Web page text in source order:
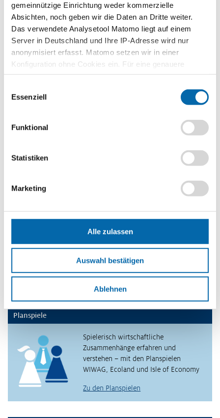
gemeinnützige Einrichtung weder kommerzielle
Absichten, noch geben wir die Daten an Dritte weiter.
Das verwendete Analysetool Matomo liegt auf einem
Server in Deutschland und Ihre IP-Adresse wird nur
anonymisiert erfasst. Matomo setzen wir in einer
Konfiguration ohne Cookies ein. Für eine genauere
Analyse bitte wir Sie, auch den optional wählbaren
Essenziell
Funktional
Statistiken
Marketing
Alle zulassen
Auswahl bestätigen
Ablehnen
Sekundarstufe I
Gesamtschule 7/8
Kompetenzen
Die Schülerinnen und Schüler …
Marktteilnehmer.
beschreiben, wie sich der Gleichgewichtspreis bildet.
Preis-Mengen-Diagramm
2019
Planspiele
Spielerisch wirtschaftliche
Zusammenhänge erfahren und
verstehen – mit den Planspielen
WIWAG, Ecoland und Isle of Economy
Zu den Planspielen